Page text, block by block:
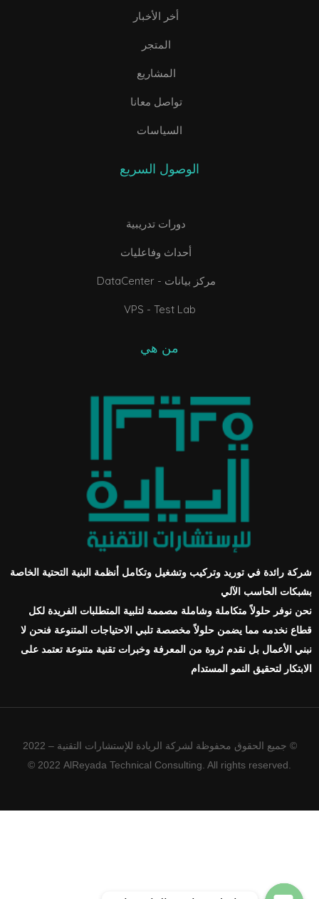
أخر الأخبار
المتجر
المشاريع
تواصل معانا
السياسات
الوصول السريع
دورات تدريبية
أحداث وفاعليات
DataCenter - مركز بيانات
VPS - Test Lab
من هي
شركة رائدة في توريد وتركيب وتشغيل وتكامل أنظمة البنية التحتية الخاصة
بشبكات الحاسب الآلي
نحن نوفر حلولاً متكاملة وشاملة مصممة لتلبية المتطلبات الفريدة لكل
قطاع نخدمه مما يضمن حلولاً مخصصة تلبي الاحتياجات المتنوعة فنحن لا
نبني الأعمال بل نقدم ثروة من المعرفة وخبرات تقنية متنوعة تعتمد على
الابتكار لتحقيق النمو المستدام
© جميع الحقوق محفوظة لشركة الريادة للإستشارات التقنية – 2022
© 2022 AlReyada Technical Consulting. All rights reserved.